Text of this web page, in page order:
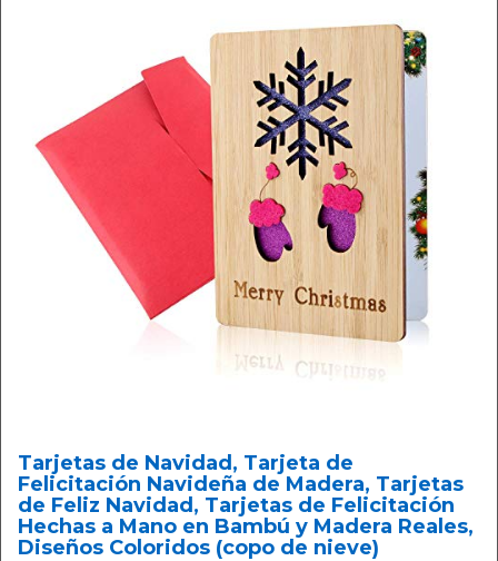
Tarjetas de Navidad, Tarjeta de
Felicitación Navideña de Madera, Tarjetas
de Feliz Navidad, Tarjetas de Felicitación
Hechas a Mano en Bambú y Madera Reales,
Diseños Coloridos (copo de nieve)